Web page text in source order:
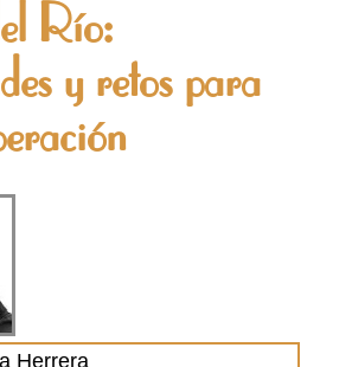
Río:
y retos para
Herrera